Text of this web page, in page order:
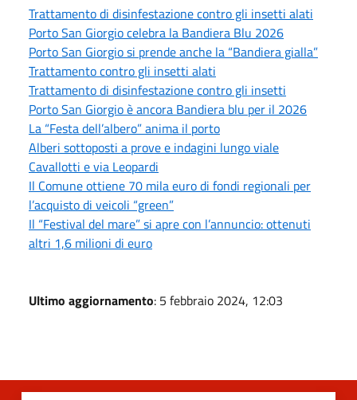
Trattamento di disinfestazione contro gli insetti alati
Porto San Giorgio celebra la Bandiera Blu 2026
Porto San Giorgio si prende anche la “Bandiera gialla”
Trattamento contro gli insetti alati
Trattamento di disinfestazione contro gli insetti
Porto San Giorgio è ancora Bandiera blu per il 2026
La “Festa dell’albero” anima il porto
Alberi sottoposti a prove e indagini lungo viale
Cavallotti e via Leopardi
Il Comune ottiene 70 mila euro di fondi regionali per
l’acquisto di veicoli “green”
Il “Festival del mare” si apre con l’annuncio: ottenuti
altri 1,6 milioni di euro
Ultimo aggiornamento: 5 febbraio 2024, 12:03